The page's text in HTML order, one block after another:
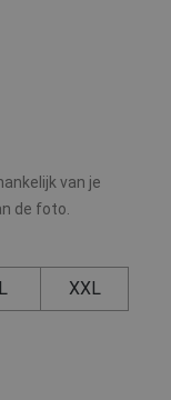
van je
de foto.
XXL